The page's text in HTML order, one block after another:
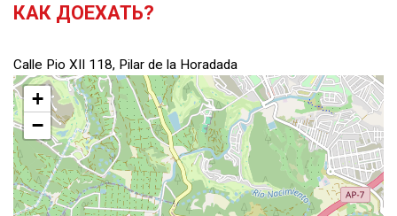
КАК ДОЕХАТЬ?
Calle Pio XII 118, Pilar de la Horadada
+
−